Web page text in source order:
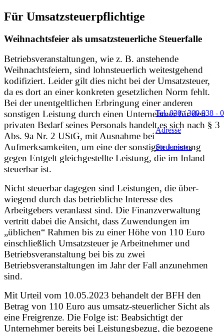
Für Umsatzsteuerpflichtige
Weihnachtsfeier als umsatzsteuerliche Steuerfalle
Betriebsveranstaltungen, wie z. B. anstehende
Weihnachtsfeiern, sind lohnsteuerlich weitestgehend
kodifiziert. Leider gilt dies nicht bei der Umsatzsteuer,
da es dort an einer konkreten gesetzlichen Norm fehlt.
Bei der unentgeltlichen Erbringung einer anderen
sonstigen Leistung durch einen Unternehmer für den
privaten Bedarf seines Personals handelt es sich nach § 3
Abs. 9a Nr. 2 UStG, mit Ausnahme bei
Aufmerksamkeiten, um eine der sonstigen Leistung
gegen Entgelt gleichgestellte Leistung, die im Inland
steuerbar ist.
Nicht steuerbar dagegen sind Leistungen, die über-
wiegend durch das betriebliche Interesse des
Arbeitgebers veranlasst sind. Die Finanzverwaltung
vertritt dabei die Ansicht, dass Zuwendungen im
„üblichen“ Rahmen bis zu einer Höhe von 110 Euro
einschließlich Umsatzsteuer je Arbeitnehmer und
Betriebsveranstaltung bei bis zu zwei
Betriebsveranstaltungen im Jahr der Fall anzunehmen
sind.
Mit Urteil vom 10.05.2023 behandelt der BFH den
Betrag von 110 Euro aus umsatz-steuerlicher Sicht als
eine Freigrenze. Die Folge ist: Beabsichtigt der
Unternehmer bereits bei Leistungsbezug, die bezogene
Tel. 030 / 300 938 - 0
Adresse
Steuernews